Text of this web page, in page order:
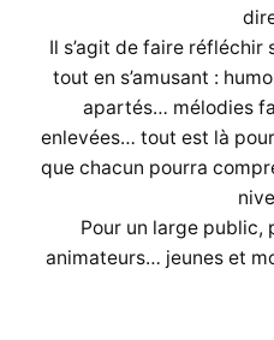
Il s’agit de faire réfléchir
tout en s’amusant :
apartés… mélodies
enlevées… tout est là
que chacun pourra
Pour un large public,
animateurs… jeunes et